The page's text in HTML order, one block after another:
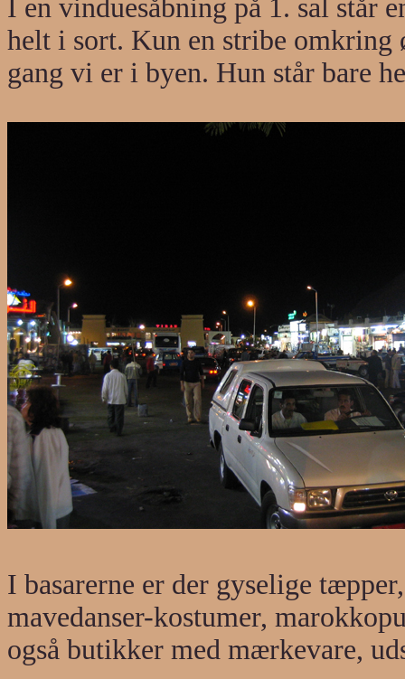
I en vinduesåbning på 1. sal står
helt i sort. Kun en stribe omkring
gang vi er i byen. Hun står bare
I basarerne er der gyselige
mavedanser-kostumer,
også butikker med mærkevare,